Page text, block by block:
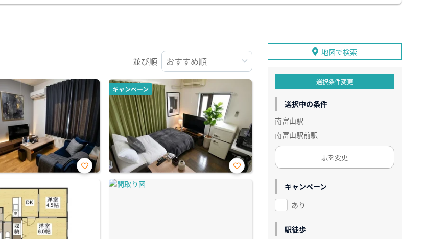
並び順
お気
キャンペーン
お気
地図で検索
選択条件変更
選択中の条件
南富山駅
南富山駅前駅
駅を変更
キャンペーン
あり
駅徒歩